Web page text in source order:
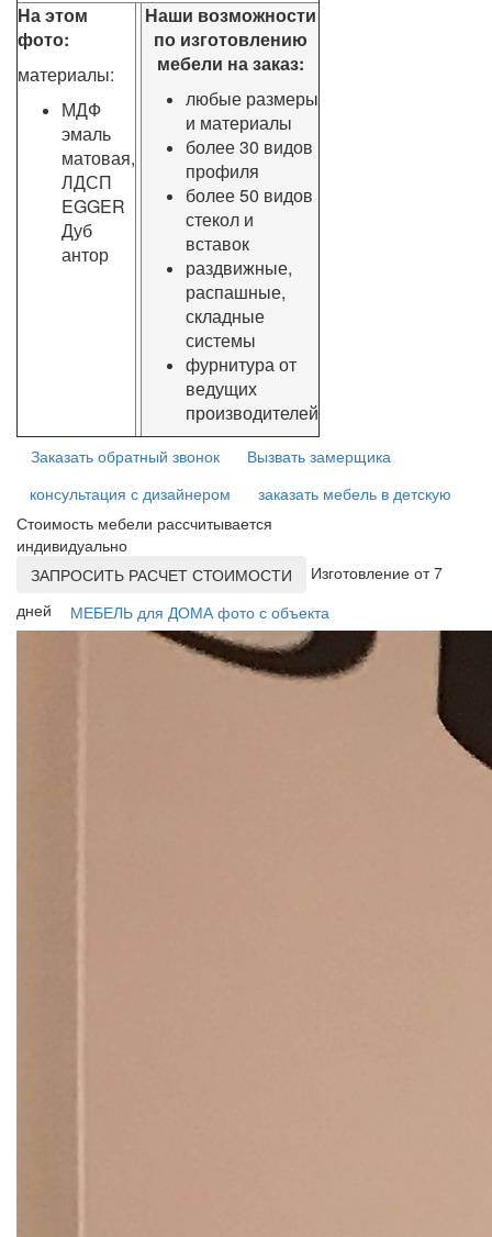
На этом
фото:
материалы:
МДФ
эмаль
матовая,
ЛДСП
EGGER
Дуб
антор
Наши возможности
по изготовлению
мебели на заказ:
любые размеры
и материалы
более 30 видов
профиля
более 50 видов
стекол и
вставок
раздвижные,
распашные,
складные
системы
фурнитура от
ведущих
производителей
Заказать обратный звонок
Вызвать замерщика
консультация с дизайнером
заказать мебель в детскую
Стоимость мебели рассчитывается
индивидуально
ЗАПРОСИТЬ РАСЧЕТ СТОИМОСТИ
Изготовление от 7
дней
МЕБЕЛЬ для ДОМА фото с объекта